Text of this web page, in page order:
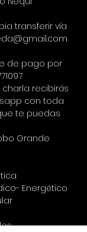
transferir vía
de pago por
recibirás
con toda
te puedas
Grande
Energético